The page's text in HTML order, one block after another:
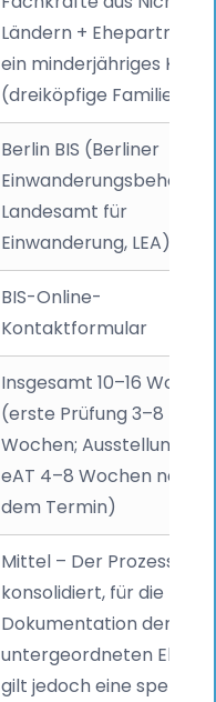
Ländern + Ehepartner +
ein minderjähriges Kind
(dreiköpfige Familie)
Berlin BIS (Berliner
Einwanderungsbehörde
Landesamt für
Einwanderung, LEA)
BIS-Online-
Kontaktformular
Insgesamt 10–16
(erste Prüfung 3–8
Wochen; Ausstellung der
eAT 4–8 Wochen nach
dem Termin)
Mittel – Der Prozess ist
konsolidiert, für die
Dokumentation der
untergeordneten
gilt jedoch eine spezielle